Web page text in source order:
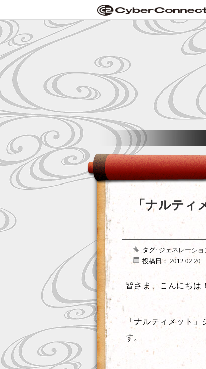
「ナルティ
タグ: ジェネレーショ
投稿日： 2012.02.20
皆さま、こんにちは
「ナルティメット
す。